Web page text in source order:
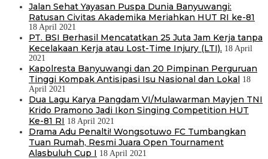
Jalan Sehat Yayasan Puspa Dunia Banyuwangi:
Ratusan Civitas Akademika Meriahkan HUT RI ke-81
18 April 2021
PT. BSI Berhasil Mencatatkan 25 Juta Jam Kerja tanpa
Kecelakaan Kerja atau Lost-Time Injury (LTI). 18 April
2021
Kapolresta Banyuwangi dan 20 Pimpinan Perguruan
Tinggi Kompak Antisipasi Isu Nasional dan Lokal 18
April 2021
Dua Lagu Karya Pangdam VI/Mulawarman Mayjen TNI
Krido Pramono Jadi Ikon Singing Competition HUT
Ke-81 RI 18 April 2021
Drama Adu Penalti! Wongsotuwo FC Tumbangkan
Tuan Rumah, Resmi Juara Open Tournament
Alasbuluh Cup I 18 April 2021